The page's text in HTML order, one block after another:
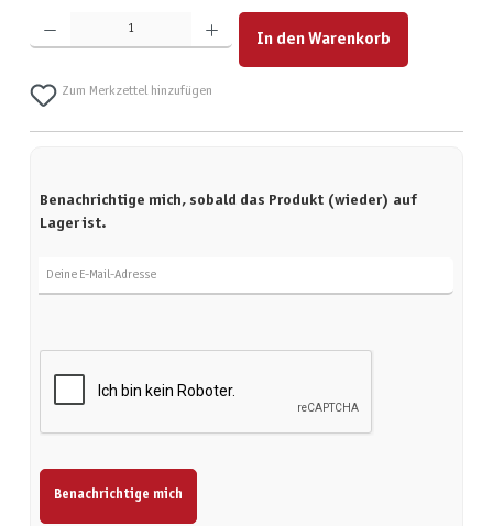
Produkt Anzahl: Gib den gewünschten Wert ein oder benutze die Schaltflächen um die Anzahl zu
In den Warenkorb
Zum Merkzettel hinzufügen
Benachrichtige mich, sobald das Produkt (wieder) auf
Lager ist.
Benachrichtige mich